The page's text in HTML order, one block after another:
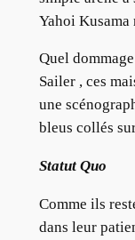
Yahoi Kusama
Quel
Sailer , ces
une
bleus collés
Statut Quo
Comme ils
dans leur